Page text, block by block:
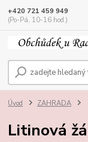
+420 721 459 949
(Po-Pá, 10-16 hod.)
Úvod ZAHRADA
Litinová